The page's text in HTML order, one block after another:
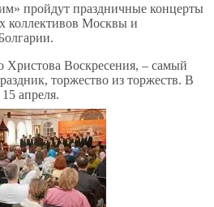
пройдут праздничные концерты
коллективов Москвы и
Христова Воскресения, – самый
торжество из торжеств. В
апреля.